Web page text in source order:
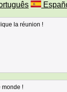
la réunion !
monde !